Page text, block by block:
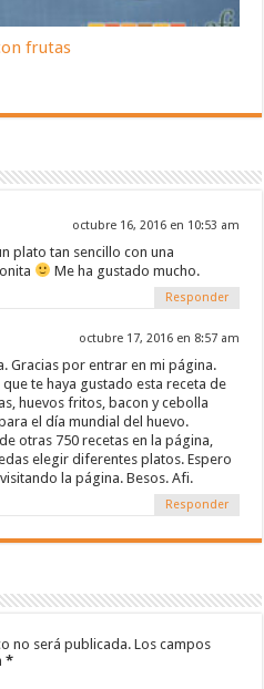
frutas
octubre 16, 2016 en 10:53 am
plato tan sencillo con una
Me ha gustado mucho.
Responder
octubre 17, 2016 en 8:57 am
Gracias por entrar en mi página.
te haya gustado esta receta de
huevos fritos, bacon y cebolla
el día mundial del huevo.
otras 750 recetas en la página,
elegir diferentes platos. Espero
la página. Besos. Afi.
Responder
no será publicada. Los campos
*